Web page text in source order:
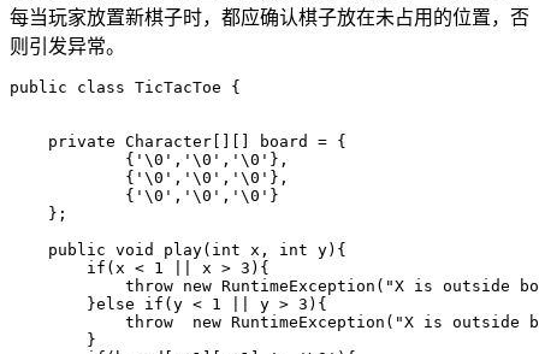
每当玩家放置新棋子时，都应确认棋子放在未占用的位置，否
则引发异常。
public class TicTacToe {
private Character board = {
{ '\0' , '\0' , '\0' },
{ '\0' , '\0' , '\0' },
{ '\0' , '\0' , '\0' }
};
public void play( int x , int y){
if ( x < 1 x > 3 ){
throw new RuntimeException ( "X is outside
}else if ( y < 1 y > 3 ){
throw
new RuntimeException ( "X is outside
}